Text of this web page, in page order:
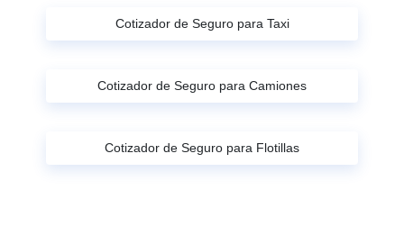
Cotizador de Seguro para Taxi
Cotizador de Seguro para Camiones
Cotizador de Seguro para Flotillas